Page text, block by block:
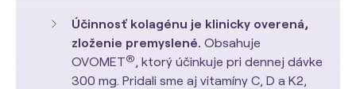
Účinnosť kolagénu je klinicky overená,
zloženie premyslené. Obsahuje
OVOMET®, ktorý účinkuje pri dennej dávke
300 mg. Pridali sme aj vitamíny C, D a K2,